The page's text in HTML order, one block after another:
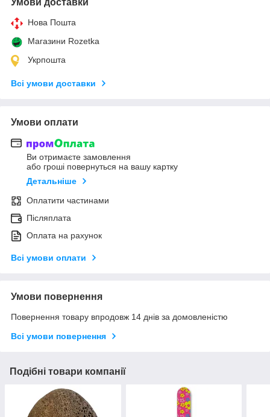
Нова Пошта
Магазини Rozetka
Укрпошта
Всі умови доставки
Умови оплати
Ви отримаєте замовлення
або гроші повернуться на вашу картку
Детальніше
Оплатити частинами
Післяплата
Оплата на рахунок
Всі умови оплати
Умови повернення
Повернення товару впродовж 14 днів за домовленістю
Всі умови повернення
Подібні товари компанії